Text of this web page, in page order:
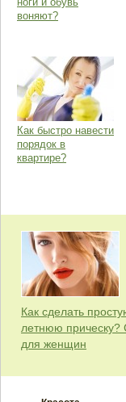
воняют?
Как быстро навести
порядок в
квартире?
Как сделать
летнюю прическу?
для женщин